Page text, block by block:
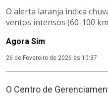
O alerta laranja indica
ventos intensos (60-100
Agora Sim
26 de Fevereiro de 2026 às 10:37
O Centro de